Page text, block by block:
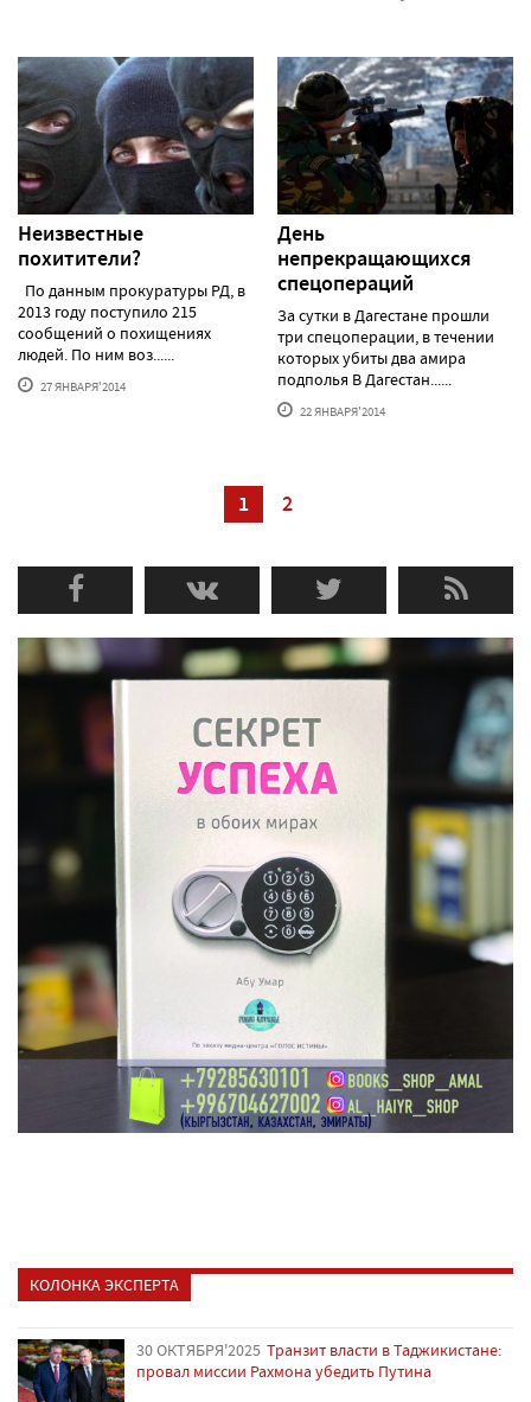
Неизвестные
похитители?
По данным прокуратуры РД, в
2013 году поступило 215
сообщений о похищениях
людей. По ним воз......
27 ЯНВАРЯ'2014
День
непрекращающихся
спецопераций
За сутки в Дагестане прошли
три спецоперации, в течении
которых убиты два амира
подполья В Дагестан......
22 ЯНВАРЯ'2014
1 2
КОЛОНКА ЭКСПЕРТА
30 ОКТЯБРЯ'2025 Транзит власти в Таджикистане:
провал миссии Рахмона убедить Путина